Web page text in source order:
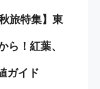
旅特集】東
！紅葉、
ガイド